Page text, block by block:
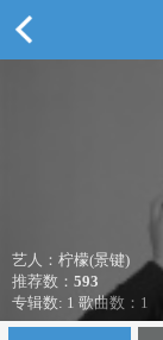
艺人：柠檬(景键)
推荐数： 593
专辑数: 1 歌曲数：1